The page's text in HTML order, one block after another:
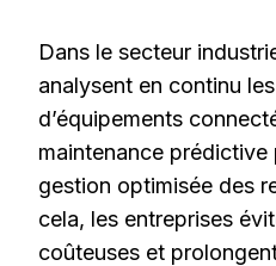
Dans le secteur
analysent en continu
d’équipements
maintenance prédictive
gestion optimisée des
cela, les entreprises
coûteuses et